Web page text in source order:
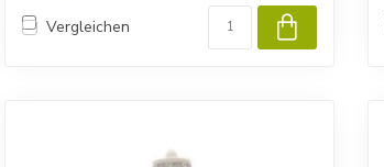
Vergleichen